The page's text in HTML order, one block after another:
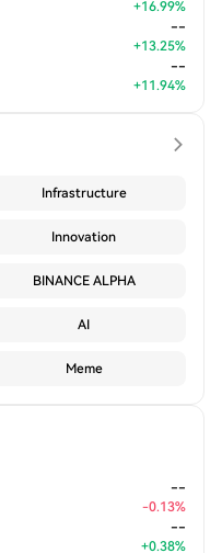
+16.99%
--
+13.25%
--
+11.94%
Infrastructure
Innovation
BINANCE ALPHA
AI
Meme
--
-0.13%
--
+0.38%